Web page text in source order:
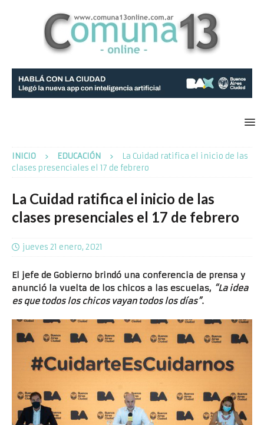
INICIO EDUCACIÓN
La Cuidad ratifica el inicio de las
clases presenciales el 17 de febrero
La Cuidad ratifica el inicio de las
clases presenciales el 17 de febrero
jueves 21 enero, 2021
El jefe de Gobierno brindó una conferencia de prensa y
anunció la vuelta de los chicos a las escuelas, “La idea
es que todos los chicos vayan todos los días”.